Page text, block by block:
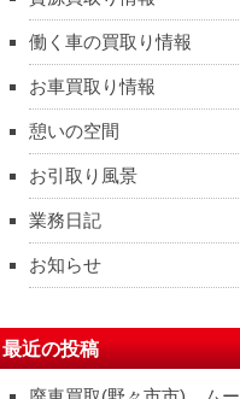
働く車の買取り情報
お車買取り情報
憩いの空間
お引取り風景
業務日記
お知らせ
最近の投稿